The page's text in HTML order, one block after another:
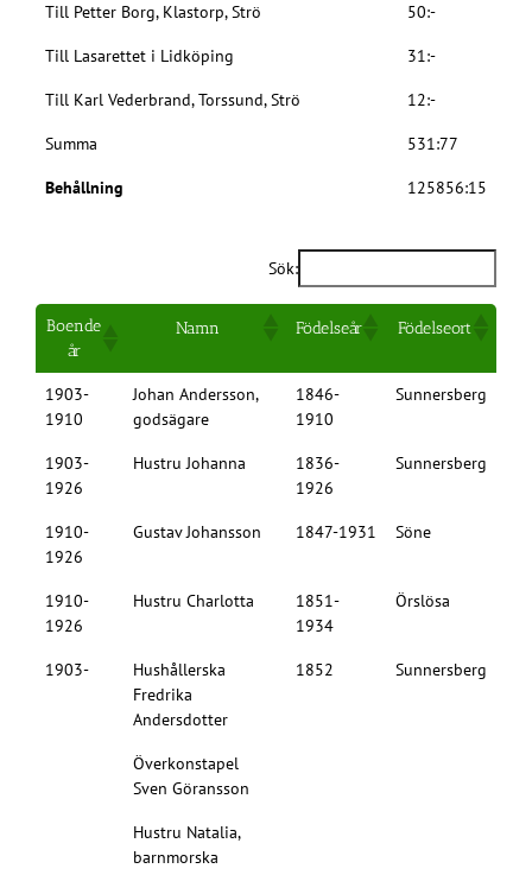
Till Petter Borg, Klastorp, Strö 50:-
Till Lasarettet i Lidköping 31:-
Till Karl Vederbrand, Torssund, Strö 12:-
Summa 531:77
Behållning 125856:15
Sök:
Boende
år
Namn Födelseår Födelseort
1903-
1910
Johan Andersson,
godsägare
1846-
1910
Sunnersberg
1903-
1926
Hustru Johanna
1836-
1926
Sunnersberg
1910-
1926
Gustav Johansson 1847-1931 Söne
1910-
1926
Hustru Charlotta
1851-
1934
Örslösa
1903-
Hushållerska
Fredrika
Andersdotter
1852 Sunnersberg
Överkonstapel
Sven Göransson
Hustru Natalia,
barnmorska